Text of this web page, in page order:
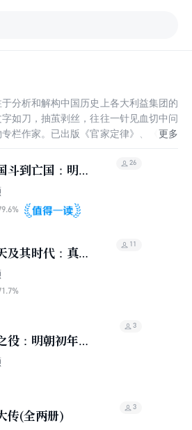
分析和解构中国历史上各大利益集团的
如刀，抽茧剥丝，往往一针见血切中问
栏作家。已出版《官家定律》、《灰章
唐》（3卷）、《大唐帝国》、《窃唐》
新浪中国好书榜年度历史类十大好书，
发行。并被《广州日报》《洛阳商报》
》以及凤凰、网易、凤凰网和腾讯网、
等数十家媒体报道。
斗到亡国：明朝
力斗争全史
26
及其时代：真实
血有肉的武则天
11
役：明朝初年的
削藩、政争与叛
3
传(全两册)
3